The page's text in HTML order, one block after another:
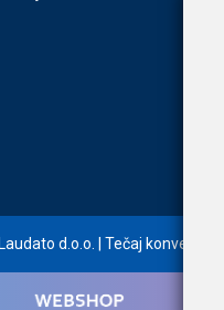
d.o.o. | Tečaj konverzije: